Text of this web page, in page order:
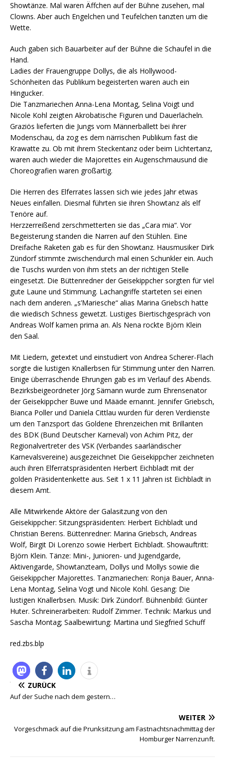
Showtänze. Mal waren Äffchen auf der Bühne zusehen, mal
Clowns. Aber auch Engelchen und Teufelchen tanzten um die
Wette.
Auch gaben sich Bauarbeiter auf der Bühne die Schaufel in die
Hand.
Ladies der Frauengruppe Dollys, die als Hollywood-
Schönheiten das Publikum begeisterten waren auch ein
Hingucker.
Die Tanzmariechen Anna-Lena Montag, Selina Voigt und
Nicole Kohl zeigten Akrobatische Figuren und Dauerlächeln.
Graziös lieferten die Jungs vom Männerballett bei ihrer
Modenschau, da zog es dem närrischen Publikum fast die
Krawatte zu. Ob mit ihrem Steckentanz oder beim Lichtertanz,
waren auch wieder die Majorettes ein Augenschmausund die
Choreografien waren großartig.
Die Herren des Elferrates lassen sich wie jedes Jahr etwas
Neues einfallen. Diesmal führten sie ihren Showtanz als elf
Tenöre auf.
Herzzerreißend zerschmetterten sie das „Cara mia“. Vor
Begeisterung standen die Narren auf den Stühlen. Eine
Dreifache Raketen gab es für den Showtanz. Hausmusiker Dirk
Zündorf stimmte zwischendurch mal einen Schunkler ein. Auch
die Tuschs wurden von ihm stets an der richtigen Stelle
eingesetzt. Die Büttenredner der Geisekippcher sorgten für viel
gute Laune und Stimmung. Lachangriffe starteten sei einen
nach dem anderen. „s’Mariesche“ alias Marina Griebsch hatte
die wiedisch Schness gewetzt. Lustiges Biertischgespräch von
Andreas Wolf kamen prima an. Als Nena rockte Björn Klein
den Saal.
Mit Liedern, getextet und einstudiert von Andrea Scherer-Flach
sorgte die lustigen Knallerbsen für Stimmung unter den Narren.
Einige überraschende Ehrungen gab es im Verlauf des Abends.
Bezirksbeigeordneter Jörg Sämann wurde zum Ehrensenator
der Geisekippcher Buwe und Määde ernannt. Jennifer Griebsch,
Bianca Poller und Daniela Cittlau wurden für deren Verdienste
um den Tanzsport das Goldene Ehrenzeichen mit Brillanten
des BDK (Bund Deutscher Karneval) von Achim Pitz, der
Regionalvertreter des VSK (Verbandes saarländischer
Karnevalsvereine) ausgezeichnet Die Geisekippcher zeichneten
auch ihren Elferratspräsidenten Herbert Eichbladt mit der
golden Präsidentenkette aus. Seit 1 x 11 Jahren ist Eichbladt in
diesem Amt.
Alle Mitwirkende Aktöre der Galasitzung von den
Geisekippcher: Sitzungspräsidenten: Herbert Eichbladt und
Christian Berens. Büttenredner: Marina Griebsch, Andreas
Wolf, Birgit Di Lorenzo sowie Herbert Eichbladt. Showauftritt:
Björn Klein. Tänze: Mini-, Junioren- und Jugendgarde,
Aktivengarde, Showtanzteam, Dollys und Mollys sowie die
Geisekippcher Majorettes. Tanzmariechen: Ronja Bauer, Anna-
Lena Montag, Selina Vogt und Nicole Kohl. Gesang: Die
lustigen Knallerbsen. Musik: Dirk Zündorf. Bühnenbild: Günter
Huter. Schreinerarbeiten: Rudolf Zimmer. Technik: Markus und
Sascha Montag; Saalbewirtung: Martina und Siegfried Schuff
red.zbs.blp
ZURÜCK
Auf der Suche nach dem gestern…
WEITER
Vorgeschmack auf die Prunksitzung am Fastnachtsnachmittag der
Homburger Narrenzunft.